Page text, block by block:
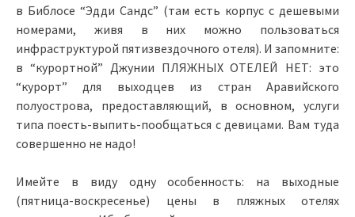
в Библосе “Эдди Сандс” (там есть корпус с дешевыми
номерами, живя в них можно пользоваться
инфраструктурой пятизвездочного отеля). И запомните:
в “курортной” Джунии ПЛЯЖНЫХ ОТЕЛЕЙ НЕТ: это
“курорт” для выходцев из стран Аравийского
полуострова, предоставляющий, в основном, услуги
типа поесть-выпить-пообщаться с девицами. Вам туда
совершенно не надо!
Имейте в виду одну особенность: на выходные
(пятница-воскресенье) цены в пляжных отелях